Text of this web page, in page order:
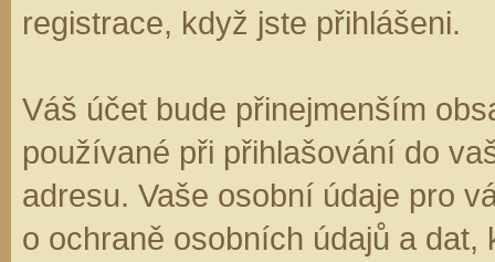
registrace, když jste přihlášeni.
Váš účet bude přinejmenším
používané při přihlašování do
adresu. Vaše osobní údaje pro
o ochraně osobních údajů a